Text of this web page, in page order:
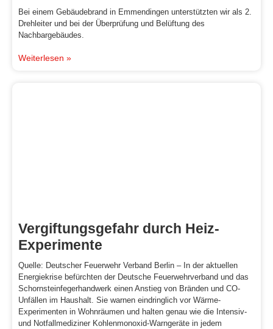
Bei einem Gebäudebrand in Emmendingen unterstützten wir als 2.
Drehleiter und bei der Überprüfung und Belüftung des
Nachbargebäudes.
Weiterlesen »
Vergiftungsgefahr durch Heiz-
Experimente
Quelle: Deutscher Feuerwehr Verband Berlin – In der aktuellen
Energiekrise befürchten der Deutsche Feuerwehrverband und das
Schornsteinfegerhandwerk einen Anstieg von Bränden und CO-
Unfällen im Haushalt. Sie warnen eindringlich vor Wärme-
Experimenten in Wohnräumen und halten genau wie die Intensiv-
und Notfallmediziner Kohlenmonoxid-Warngeräte in jedem